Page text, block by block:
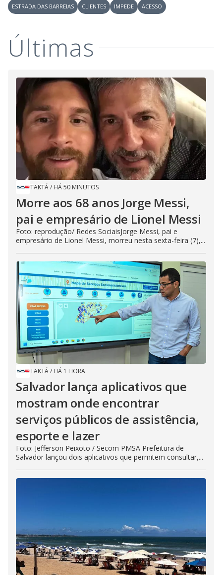
ESTRADA DAS BARREIAS
CLIENTES IMPEDE ACESSO
Últimas
TAKTÁ/ HÁ 50 MINUTOS
Morre aos 68 anos Jorge Messi,
pai e empresário de Lionel Messi
Foto: reprodução/ Redes SociaisJorge Messi, pai e
empresário de Lionel Messi, morreu nesta sexta-feira (7),...
TAKTÁ/ HÁ 1 HORA
Salvador lança aplicativos que
mostram onde encontrar
serviços públicos de assistência,
esporte e lazer
Foto: Jefferson Peixoto / Secom PMSA Prefeitura de
Salvador lançou dois aplicativos que permitem consultar,...